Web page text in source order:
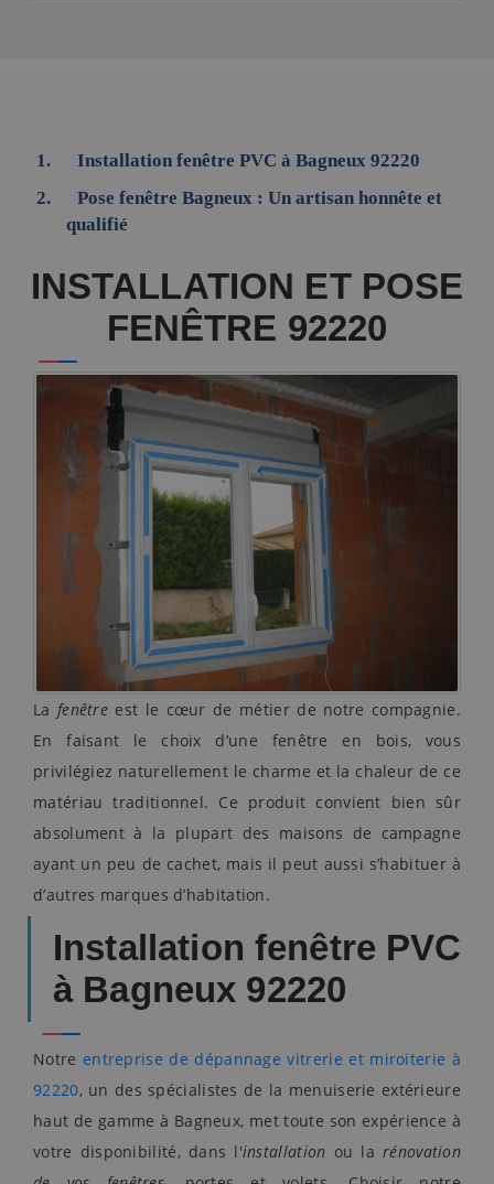
Installation fenêtre PVC à Bagneux 92220
Pose fenêtre Bagneux : Un artisan honnête et
qualifié
INSTALLATION ET POSE
FENÊTRE 92220
La fenêtre est le cœur de métier de notre compagnie.
En faisant le choix d’une fenêtre en bois, vous
privilégiez naturellement le charme et la chaleur de ce
matériau traditionnel. Ce produit convient bien sûr
absolument à la plupart des maisons de campagne
ayant un peu de cachet, mais il peut aussi s’habituer à
d’autres marques d’habitation.
Installation fenêtre PVC
à Bagneux 92220
Notre entreprise de dépannage vitrerie et miroiterie à
92220, un des spécialistes de la menuiserie extérieure
haut de gamme à Bagneux, met toute son expérience à
votre disponibilité, dans l'installation ou la rénovation